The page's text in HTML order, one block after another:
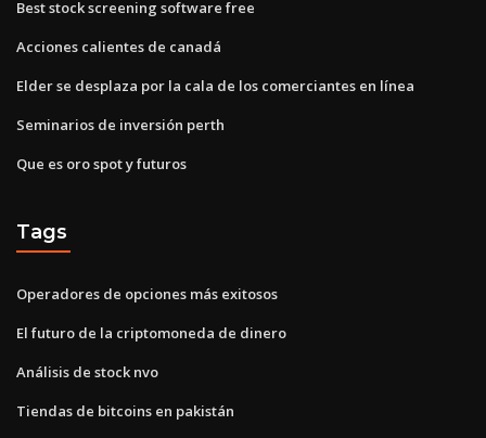
Best stock screening software free
Acciones calientes de canadá
Elder se desplaza por la cala de los comerciantes en línea
Seminarios de inversión perth
Que es oro spot y futuros
Tags
Operadores de opciones más exitosos
El futuro de la criptomoneda de dinero
Análisis de stock nvo
Tiendas de bitcoins en pakistán